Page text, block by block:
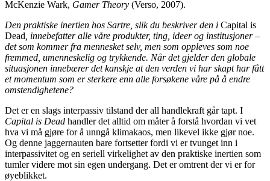
McKenzie Wark, Gamer Theory (Verso, 2007).
Den praktiske inertien hos Sartre, slik du beskriver den i Capital is
Dead , innebefatter alle våre produkter, ting, ideer og institusjoner –
det som kommer fra mennesket selv, men som oppleves som noe
fremmed, umenneskelig og trykkende. Når det gjelder den globale
situasjonen innebærer det kanskje at den verden vi har skapt har fått
et momentum som er sterkere enn alle forsøkene våre på å endre
omstendighetene?
Det er en slags interpassiv tilstand der all handlekraft går tapt. I
Capital is Dead handler det alltid om måter å forstå hvordan vi vet
hva vi må gjøre for å unngå klimakaos, men likevel ikke gjør noe.
Og denne jaggernauten bare fortsetter fordi vi er tvunget inn i
interpassivitet og en seriell virkelighet av den praktiske inertien som
tumler videre mot sin egen undergang. Det er omtrent der vi er for
øyeblikket.